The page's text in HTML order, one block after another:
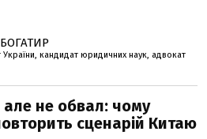
кандидат юридичних наук, адвокат
але не обвал: чому
сценарій Китаю